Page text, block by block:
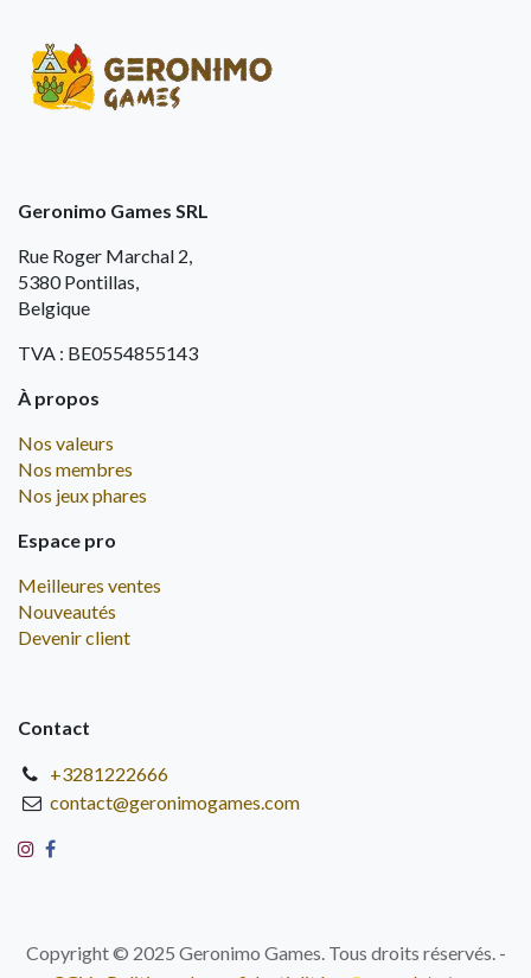
Geronimo Games SRL
Rue Roger Marchal 2,
5380 Pontillas,
Belgique
TVA : BE0554855143
À propos
Nos valeurs
Nos membres
Nos jeux phares
Espace pro
Meilleures ventes
Nouveautés
Devenir client
Contact
+3281222666
contact@geronimogames.com
Copyright © 2025 Geronimo Games. Tous droits réservés. -